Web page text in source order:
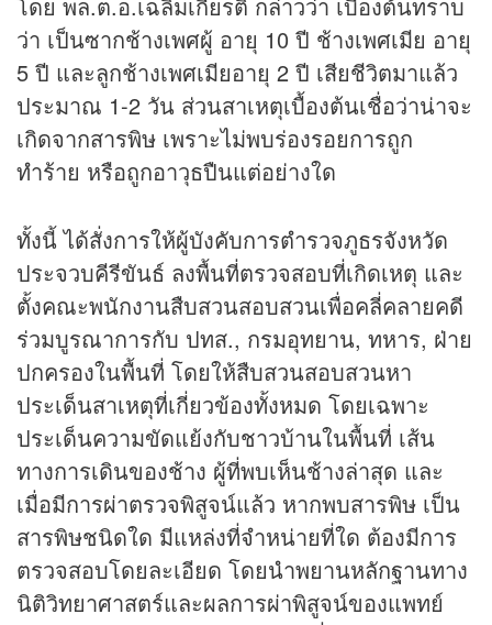
ว่า เป็นซากช้างเพศผู้ อายุ 10 ปี ช้างเพศเมีย อายุ
5 ปี และลูกช้างเพศเมียอายุ 2 ปี เสียชีวิตมาแล้ว
ประมาณ 1-2 วัน ส่วนสาเหตุเบื้องต้นเชื่อว่าน่าจะ
เกิดจากสารพิษ เพราะไม่พบร่องรอยการถูก
ทำร้าย หรือถูกอาวุธปืนแต่อย่างใด
ทั้งนี้ ได้สั่งการให้ผู้บังคับการตำรวจภูธรจังหวัด
ประจวบคีรีขันธ์ ลงพื้นที่ตรวจสอบที่เกิดเหตุ และ
ตั้งคณะพนักงานสืบสวนสอบสวนเพื่อคลี่คลายคดี
ร่วมบูรณาการกับ ปทส., กรมอุทยาน, ทหาร, ฝ่าย
ปกครองในพื้นที่ โดยให้สืบสวนสอบสวนหา
ประเด็นสาเหตุที่เกี่ยวข้องทั้งหมด โดยเฉพาะ
ประเด็นความขัดแย้งกับชาวบ้านในพื้นที่ เส้น
ทางการเดินของช้าง ผู้ที่พบเห็นช้างล่าสุด และ
เมื่อมีการผ่าตรวจพิสูจน์แล้ว หากพบสารพิษ เป็น
สารพิษชนิดใด มีแหล่งที่จำหน่ายที่ใด ต้องมีการ
ตรวจสอบโดยละเอียด โดยนำพยานหลักฐานทาง
นิติวิทยาศาสตร์และผลการผ่าพิสูจน์ของแพทย์